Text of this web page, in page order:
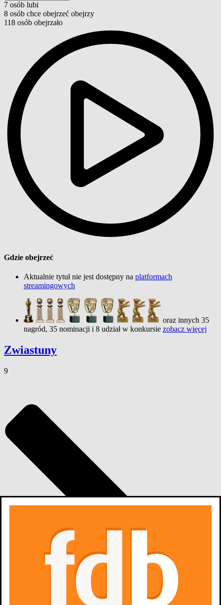
7 osób lubi
8 osób chce obejrzeć obejrzy
118 osób obejrzało
Gdzie obejrzeć
Aktualnie tytuł nie jest dostępny na platformach
streamingowych
oraz innych 35
nagród, 35 nominacji i 8 udział w konkursie zobacz więcej
Zwiastuny
9